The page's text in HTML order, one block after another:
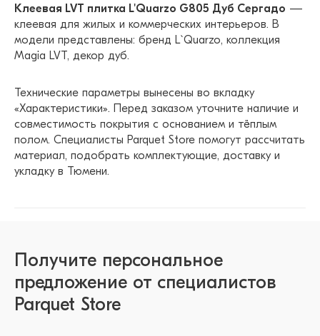
Клеевая LVT плитка L'Quarzo G805 Дуб Сергадо —
клеевая для жилых и коммерческих интерьеров. В
модели представлены: бренд L`Quarzo, коллекция
Magia LVT, декор дуб.
Технические параметры вынесены во вкладку
«Характеристики». Перед заказом уточните наличие и
совместимость покрытия с основанием и тёплым
полом. Специалисты Parquet Store помогут рассчитать
материал, подобрать комплектующие, доставку и
укладку в Тюмени.
Получите персональное
предложение от специалистов
Parquet Store